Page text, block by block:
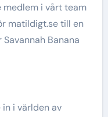
i vårt team
matildigt.se till en
Banana
i världen av